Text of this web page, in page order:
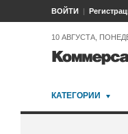
ВОЙТИ
10 АВГУСТА,
КАТЕГОРИИ